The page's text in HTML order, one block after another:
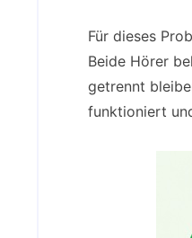
Für dieses
Beide Hörer
getrennt
funktioniert